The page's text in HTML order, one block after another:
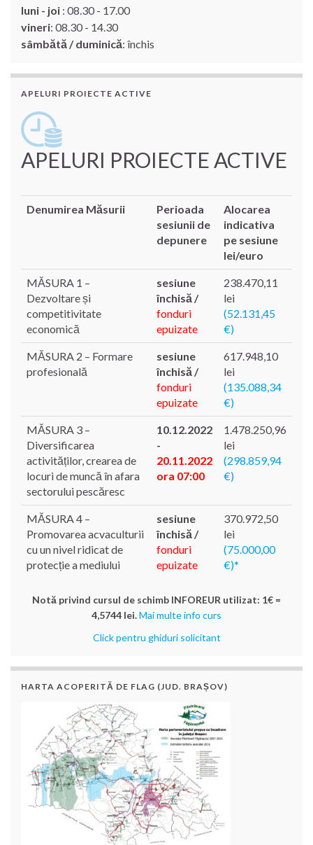
luni - joi : 08.30 - 17.00
vineri: 08.30 - 14.30
sâmbătă / duminică: închis
APELURI PROIECTE ACTIVE
APELURI PROIECTE ACTIVE
Denumirea Măsurii
Perioada
sesiunii de
depunere
Alocarea
indicativa
pe sesiune
lei/euro
MĂSURA 1 –
Dezvoltare și
competitivitate
economică
sesiune
închisă /
fonduri
epuizate
238.470,11
lei
(52.131,45
€)
MĂSURA 2 – Formare
profesională
sesiune
închisă /
fonduri
epuizate
617.948,10
lei
(135.088,34
€)
MĂSURA 3 –
Diversificarea
activităților, crearea de
locuri de muncă în afara
sectorului pescăresc
10.12.2022
-
20.11.2022
ora 07:00
1.478.250,96
lei
(298.859,94
€)
MĂSURA 4 –
Promovarea acvaculturii
cu un nivel ridicat de
protecție a mediului
sesiune
închisă /
fonduri
epuizate
370.972,50
lei
(75.000,00
€)*
Notă privind cursul de schimb INFOREUR utilizat: 1€ =
4,5744 lei.Mai multe info curs
Click pentru ghiduri solicitant
HARTA ACOPERITĂ DE FLAG (JUD. BRAȘOV)